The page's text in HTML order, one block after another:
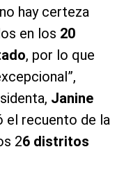
hay certeza
en los 20
, por lo que
Janine
el recuento de la
26 distritos